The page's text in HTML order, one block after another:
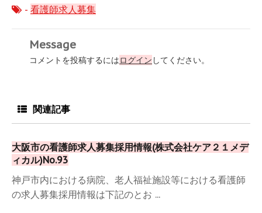
- 看護師求人募集
Message
コメントを投稿するにはログイン してください。
関連記事
大阪市の看護師求人募集採用情報(株式会社ケア２１メデ
ィカル)No.93
神戸市内における病院、老人福祉施設等における看護師
の求人募集採用情報は下記のとお ...